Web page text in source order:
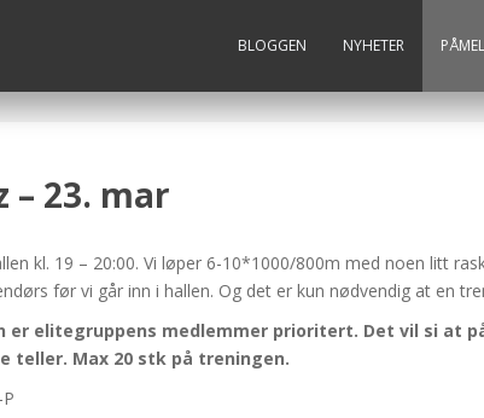
BLOGGEN NYHETER
– 23. mar
kl. 19 – 20:00. Vi løper 6-10*1000/800m med noen litt
før vi går inn i hallen. Og det er kun nødvendig at en
er elitegruppens medlemmer prioritert. Det vil si at
teller. Max 20 stk på treningen.